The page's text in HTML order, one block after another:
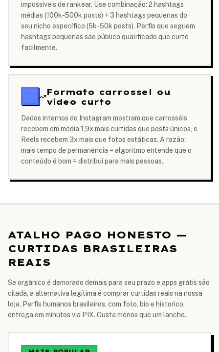
impossíveis de rankear. Use combinação: 2 hashtags
médias (100k-500k posts) + 3 hashtags pequenas do
seu nicho específico (5k-50k posts). Perfis que seguem
hashtags pequenas são público qualificado que curte
facilmente.
Formato carrossel ou
vídeo curto
Dados internos do Instagram mostram que carrosséis
recebem em média 1,9x mais curtidas que posts únicos, e
Reels recebem 3x mais que fotos estáticas. A razão:
mais tempo de permanência = algoritmo entende que o
conteúdo é bom = distribui para mais pessoas.
ATALHO PAGO HONESTO —
CURTIDAS BRASILEIRAS
REAIS
Se orgânico é demorado demais para seu prazo e apps grátis são
cilada, a alternativa legítima é comprar curtidas reais na nossa
loja. Perfis humanos brasileiros, com foto, bio e historico,
entrega em minutos via PIX. Custa menos que um lanche.